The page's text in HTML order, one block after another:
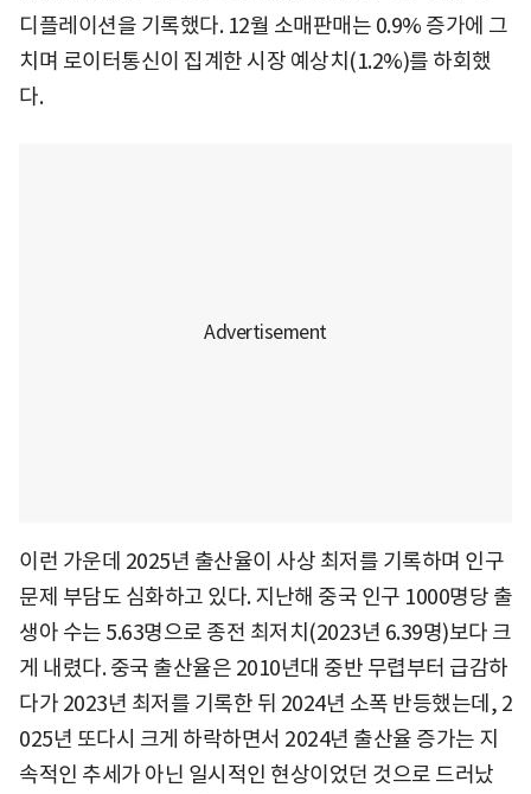
디플레이션을 기록했다. 12월 소매판매는 0.9% 증가에 그
치며 로이터통신이 집계한 시장 예상치(1.2%)를 하회했
다.
이런 가운데 2025년 출산율이 사상 최저를 기록하며 인구
문제 부담도 심화하고 있다. 지난해 중국 인구 1000명당 출
생아 수는 5.63명으로 종전 최저치(2023년 6.39명)보다 크
게 내렸다. 중국 출산율은 2010년대 중반 무렵부터 급감하
다가 2023년 최저를 기록한 뒤 2024년 소폭 반등했는데, 2
025년 또다시 크게 하락하면서 2024년 출산율 증가는 지
속적인 추세가 아닌 일시적인 현상이었던 것으로 드러났